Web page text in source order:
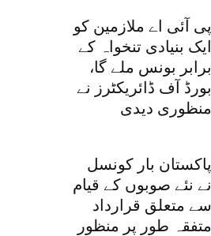
پی آئی اے ملازمین کو
ایک بنیادی تنخواہ کے
برابر بونس ملے گا،
بورڈ آف ڈائریکٹرز نے
منظوری دیدی
پاکستان بار کونسل
نے نئے صوبوں کے قیام
سے متعلق قرارداد
متفقہ طور پر منظور